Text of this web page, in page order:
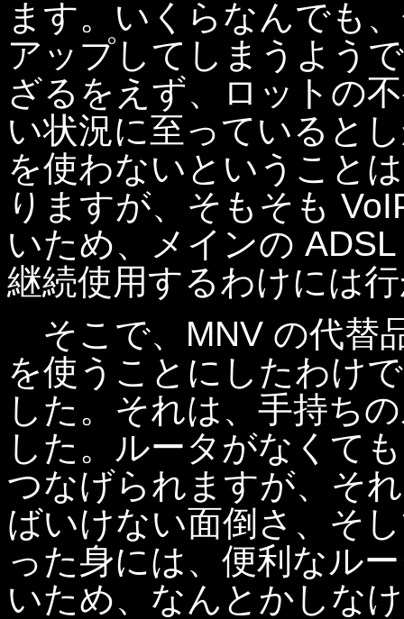
ます。いくらなんでも
アップしてしまうよう
ざるをえず、ロットの
い状況に至っていると
を使わないということ
りますが、そもそも
いため、メインの
継続使用するわけには
そこで、MNV の代替
を使うことにしたわけ
した。それは、手持ち
した。ルータがなくて
つなげられますが、そ
ばいけない面倒さ、そ
った身には、便利なル
いため、なんとかしな